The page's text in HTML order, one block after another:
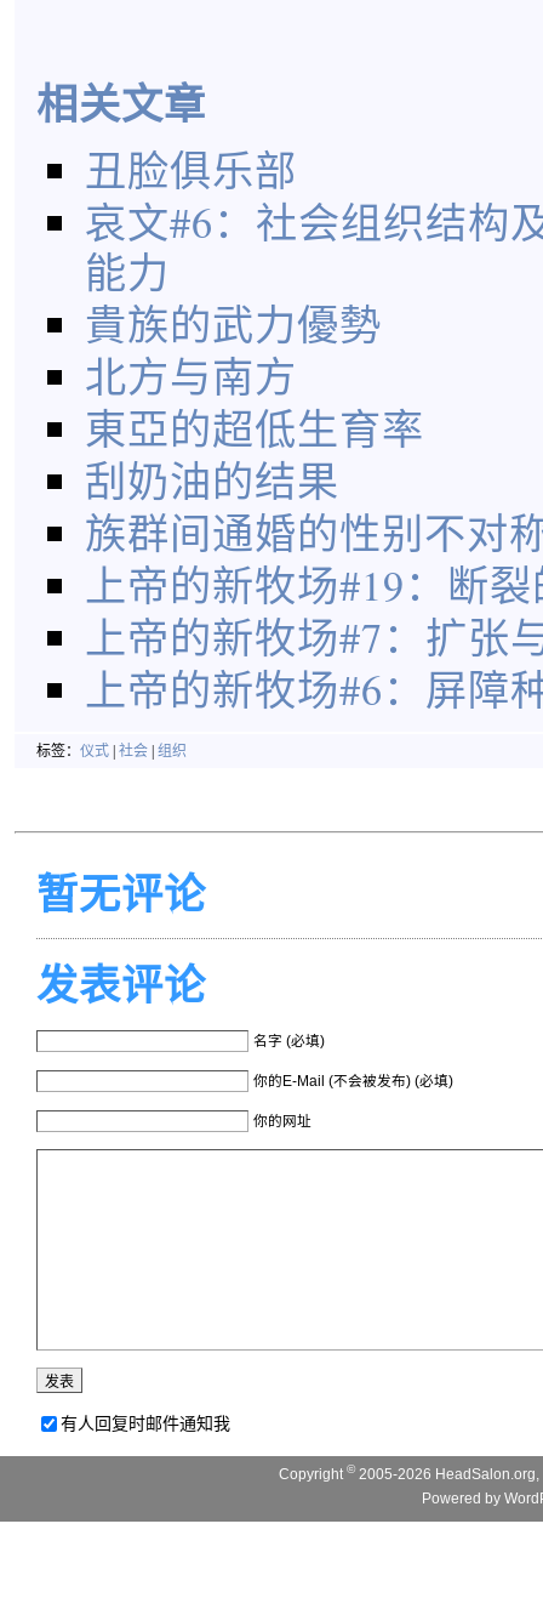
相关文章
丑脸俱乐部
哀文#6：社会组织结构
能力
貴族的武力優勢
北方与南方
東亞的超低生育率
刮奶油的结果
族群间通婚的性别不对
上帝的新牧场#19：断
上帝的新牧场#7：扩张
上帝的新牧场#6：屏障
标签： 仪式 社会 组织
暂无评论
发表评论
名字 (必填)
你的E-Mail (不会被发布) (必填)
你的网址
有人回复时邮件通知我
Copyright© 2005-2026
Powered by